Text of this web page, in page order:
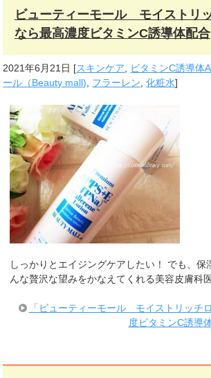
ビューティーモール モイストリ
なら最高濃度ビタミンC誘導体配合
2021年6月21日 [スキンケア ビタミンC誘導体
ール（Beauty mall)
フラーレン ,化粧水]
しっかりとエイジングケアしたい！ でも、保
んな贅沢な望みをかなえてくれる美容皮膚科
「ビューティーモール モイストリッチ
度ビタミンC誘導